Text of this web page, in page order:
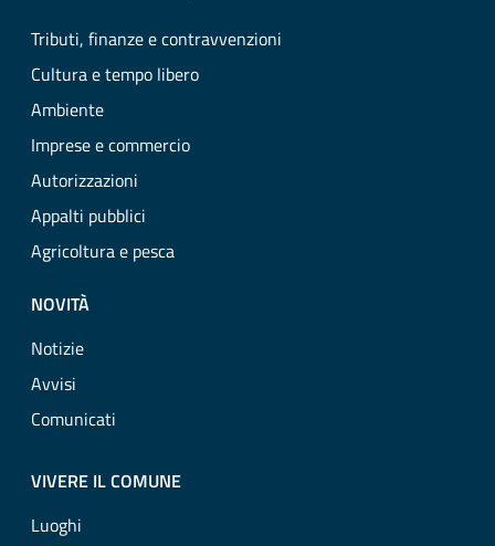
Tributi, finanze e contravvenzioni
Cultura e tempo libero
Ambiente
Imprese e commercio
Autorizzazioni
Appalti pubblici
Agricoltura e pesca
NOVITÀ
Notizie
Avvisi
Comunicati
VIVERE IL COMUNE
Luoghi